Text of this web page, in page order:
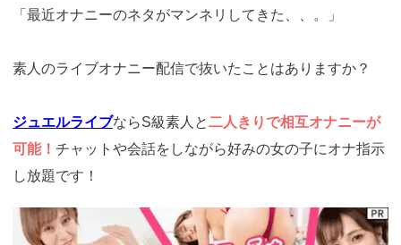
「最近オナニーのネタがマンネリしてきた、、。」
素人のライブオナニー配信で抜いたことはありますか？
ジュエルライブならS級素人と二人きりで相互オナニーが
可能！ チャットや会話をしながら好みの女の子にオナ指示
し放題です！
https://www.j-
live.tv/LiveChat/acs.php?